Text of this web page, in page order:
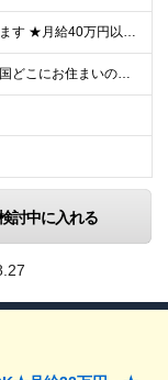
★前職以上の給与を保証します ★月給40万円以上＋インセンティブあり 月給40万円以上＋インセンティブ＋各種手当 ※上記には固定残業代（月30時間・44,400円～）を含みます ※超過分は別途支給し
＼フルリモートワーク！全国どこにお住まいの方も大歓迎／ 現在、10名中8名がフルリモートで活躍中！ フルリモート・ハイブリット案件を数多く保有しているため、 住む場所は全国どこでもOKです◎ ＼フ
討中に入れる